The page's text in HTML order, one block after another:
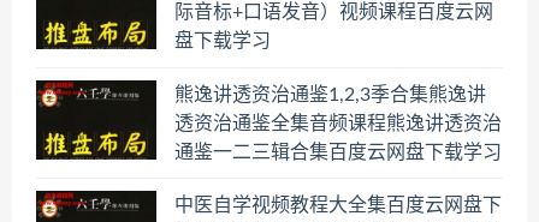
际音标+口语发音）视频课程百度云网
盘下载学习
熊逸讲透资治通鉴1,2,3季合集熊逸讲
透资治通鉴全集音频课程熊逸讲透资治
通鉴一二三辑合集百度云网盘下载学习
中医自学视频教程大全集百度云网盘下